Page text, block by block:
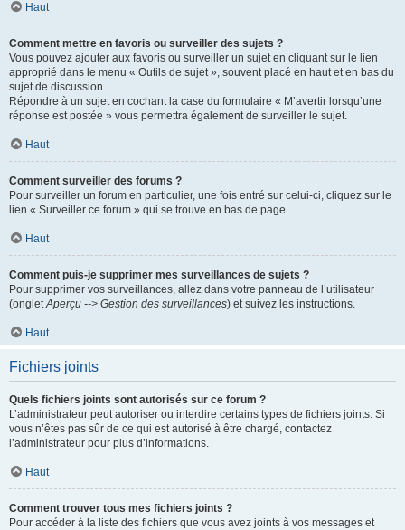
Haut
Comment mettre en favoris ou surveiller des sujets ?
Vous pouvez ajouter aux favoris ou surveiller un sujet en cliquant sur le lien
approprié dans le menu « Outils de sujet », souvent placé en haut et en bas du
sujet de discussion.
Répondre à un sujet en cochant la case du formulaire « M’avertir lorsqu’une
réponse est postée » vous permettra également de surveiller le sujet.
Haut
Comment surveiller des forums ?
Pour surveiller un forum en particulier, une fois entré sur celui-ci, cliquez sur le
lien « Surveiller ce forum » qui se trouve en bas de page.
Haut
Comment puis-je supprimer mes surveillances de sujets ?
Pour supprimer vos surveillances, allez dans votre panneau de l’utilisateur
(ongletAperçu --> Gestion des surveillances) et suivez les instructions.
Haut
Fichiers joints
Quels fichiers joints sont autorisés sur ce forum ?
L’administrateur peut autoriser ou interdire certains types de fichiers joints. Si
vous n’êtes pas sûr de ce qui est autorisé à être chargé, contactez
l’administrateur pour plus d’informations.
Haut
Comment trouver tous mes fichiers joints ?
Pour accéder à la liste des fichiers que vous avez joints à vos messages et